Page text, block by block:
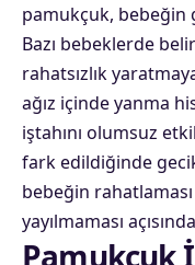
pamukçuk,
Bazı bebeklerde
rahatsızlık
ağız içinde yanma
iştahını olumsuz
fark edildiğinde
bebeğin
yayılmaması
Pamukçuk